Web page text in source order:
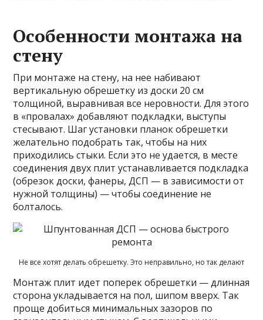
Особенности монтажа на
стену
При монтаже на стену, на нее набивают
вертикальную обрешетку из доски 20 см
толщиной, выравнивая все неровности. Для этого
в «провалах» добавляют подкладки, выступы
стесывают. Шаг установки планок обрешетки
желательно подобрать так, чтобы на них
приходились стыки. Если это не удается, в месте
соединения двух плит устанавливается подкладка
(обрезок доски, фанеры, ДСП — в зависимости от
нужной толщины) — чтобы соединение не
болталось.
Не все хотят делать обрешетку. Это неправильно, но так делают
Монтаж плит идет поперек обрешетки — длинная
сторона укладывается на пол, шипом вверх. Так
проще добиться минимальных зазоров по